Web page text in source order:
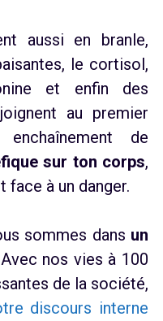
aussi en branle,
le cortisol,
et enfin des
au premier
de
sur ton corps,
face à un danger.
sommes dans un
nos vies à 100
de la société,
discours interne